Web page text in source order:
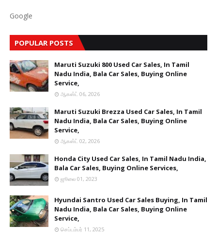
Google
POPULAR POSTS
Maruti Suzuki 800 Used Car Sales, In Tamil
Nadu India, Bala Car Sales, Buying Online
Service,
ஆகஸ்ட் 06, 2026
Maruti Suzuki Brezza Used Car Sales, In Tamil
Nadu India, Bala Car Sales, Buying Online
Service,
ஆகஸ்ட் 02, 2026
Honda City Used Car Sales, In Tamil Nadu India,
Bala Car Sales, Buying Online Services,
ஜூலை 01, 2023
Hyundai Santro Used Car Sales Buying, In Tamil
Nadu India, Bala Car Sales, Buying Online
Service,
செப்டம்பர் 11, 2025